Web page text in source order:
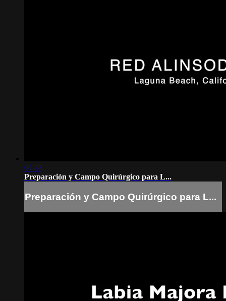
04:28
Preparación y Campo Quirúrgico para L...
Preparación y Campo Quirúrgico para L...